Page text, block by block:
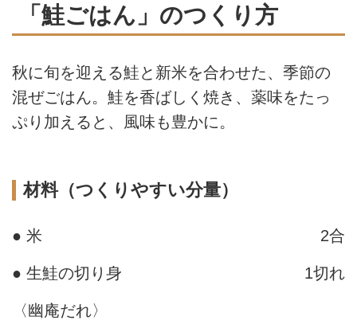
「鮭ごはん」のつくり方
秋に旬を迎える鮭と新米を合わせた、季節の
混ぜごはん。鮭を香ばしく焼き、薬味をたっ
ぷり加えると、風味も豊かに。
材料（つくりやすい分量）
● 米 2合
● 生鮭の切り身 1切れ
〈幽庵だれ〉